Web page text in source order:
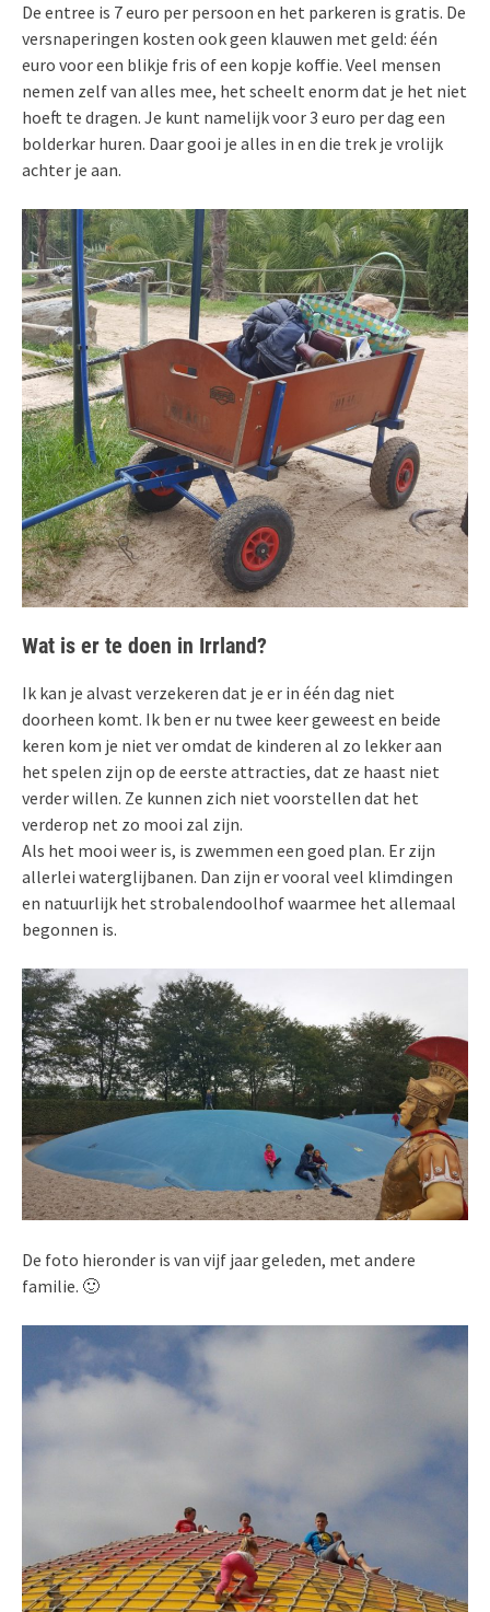
De entree is 7 euro per persoon en het parkeren is gratis. De
versnaperingen kosten ook geen klauwen met geld: één
euro voor een blikje fris of een kopje koffie. Veel mensen
nemen zelf van alles mee, het scheelt enorm dat je het niet
hoeft te dragen. Je kunt namelijk voor 3 euro per dag een
bolderkar huren. Daar gooi je alles in en die trek je vrolijk
achter je aan.
Wat is er te doen in Irrland?
Ik kan je alvast verzekeren dat je er in één dag niet
doorheen komt. Ik ben er nu twee keer geweest en beide
keren kom je niet ver omdat de kinderen al zo lekker aan
het spelen zijn op de eerste attracties, dat ze haast niet
verder willen. Ze kunnen zich niet voorstellen dat het
verderop net zo mooi zal zijn.
Als het mooi weer is, is zwemmen een goed plan. Er zijn
allerlei waterglijbanen. Dan zijn er vooral veel klimdingen
en natuurlijk het strobalendoolhof waarmee het allemaal
begonnen is.
De foto hieronder is van vijf jaar geleden, met andere
familie. 🙂